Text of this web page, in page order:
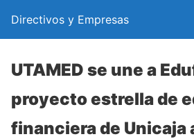
Directivos y Empresas
UTAMED se une a
proyecto estrella de
financiera de Unicaja